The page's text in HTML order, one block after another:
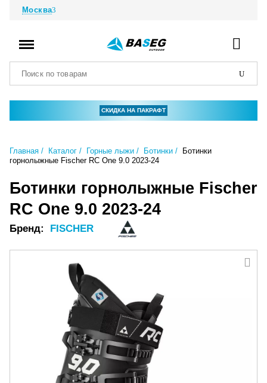
Москва
СКИДКА НА ПАКРАФТ
Главная Каталог Горные лыжи Ботинки
Ботинки
горнолыжные Fischer RC One 9.0 2023-24
Ботинки горнолыжные Fischer
RC One 9.0 2023-24
Бренд: FISCHER